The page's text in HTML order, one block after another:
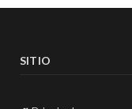
SITIO